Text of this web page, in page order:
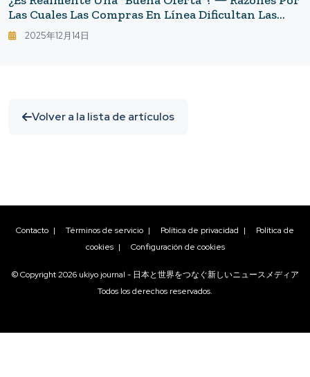
Las Cuales Las Compras En Línea Dificultan Las
"compras Éticas"
2025年12月14日
Volver a la lista de artículos
Contacto | Términos de servicio | Política de privacidad | Política de
cookies | Configuración de cookies
© Copyright2026 ukiyo journal - 日本と世界をつなぐ新しいニュースメディア
Todos los derechos reservados.